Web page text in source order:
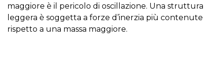
maggiore è il pericolo di oscillazione. Una struttura
leggera è soggetta a forze d’inerzia più contenute
rispetto a una massa maggiore.